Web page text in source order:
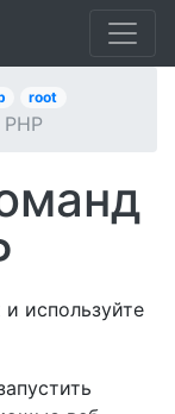
root
используйте